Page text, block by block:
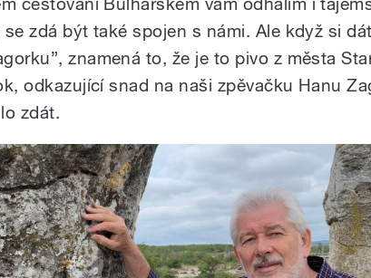
se zdá být také spojen s námi. Ale když si
znamená to, že je to pivo z města
odkazující snad na naši zpěvačku Hanu
zdát.